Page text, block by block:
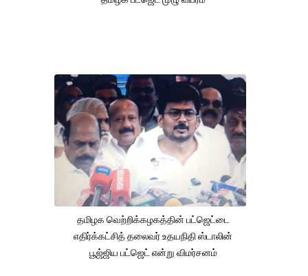
தமிழக வெற்றிக்கழகத்தின் பட்ஜெட்டை
எதிர்க்கட்சித் தலைவர் உதயநிதி ஸ்டாலின்
பூஜ்ஜிய பட்ஜெட் என்று விமர்சனம்